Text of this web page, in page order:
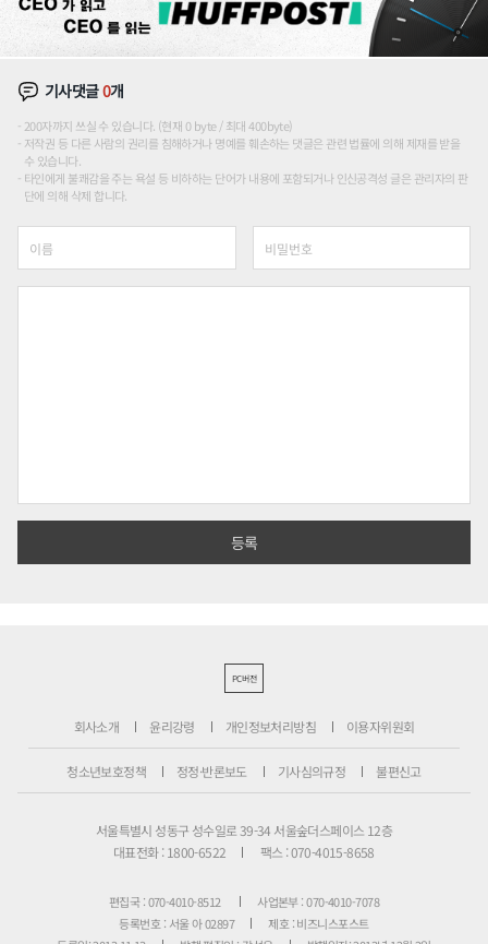
기사댓글0개
200자까지 쓰실 수 있습니다. (현재 0 byte / 최대 400byte)
저작권 등 다른 사람의 권리를 침해하거나 명예를 훼손하는 댓글은 관련 법률에 의해 제재를 받을
수 있습니다.
타인에게 불쾌감을 주는 욕설 등 비하하는 단어가 내용에 포함되거나 인신공격성 글은 관리자의 판
단에 의해 삭제 합니다.
PC버전
회사소개 윤리강령 개인정보처리방침 이용자위원회
청소년보호정책 정정·반론보도 기사심의규정 불편신고
서울특별시 성동구 성수일로 39-34 서울숲더스페이스 12층
대표전화 : 1800-6522
팩스 : 070-4015-8658
편집국 : 070-4010-8512
사업본부 : 070-4010-7078
등록번호 : 서울 아 02897
제호 : 비즈니스포스트